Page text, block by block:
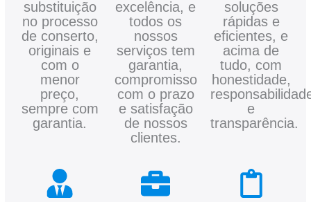
substituição
no processo
de conserto,
originais e
com o
menor
preço,
sempre com
garantia.
excelência, e
todos os
nossos
serviços tem
garantia,
compromisso
com o prazo
e satisfação
de nossos
clientes.
soluções
rápidas e
eficientes, e
acima de
tudo, com
honestidade,
e
transparência.